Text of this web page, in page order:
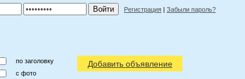
Регистрация | Забыли пароль?
по заголовку
c фото
Добавить объявление